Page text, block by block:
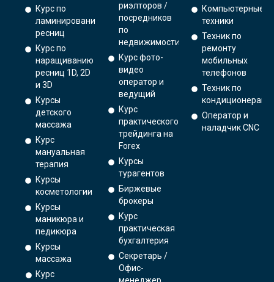
Курс по
ламинированию
ресниц
Курс по
наращиванию
ресниц 1D, 2D
и 3D
Курсы
детского
массажа
Курс
мануальная
терапия
Курсы
косметологии
Курсы
маникюра и
педикюра
Курсы
массажа
Курс
риэлторов /
посредников
по
недвижимости
Курс фото-
видео
оператор и
ведущий
Курс
практического
трейдинга на
Forex
Курсы
турагентов
Биржевые
брокеры
Курс
практическая
бухгалтерия
Секретарь /
Офис-
Компьютерные
техники
Техник по
ремонту
мобильных
телефонов
Техник по
кондиционерам
Оператор и
наладчик CNC